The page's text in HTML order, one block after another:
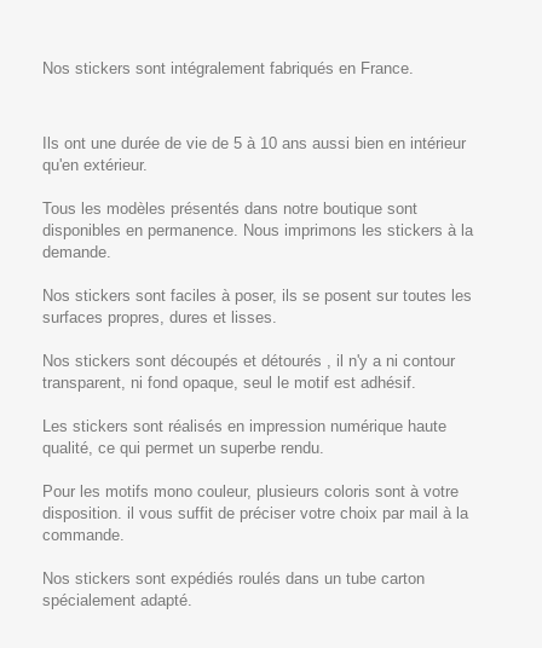
Nos stickers sont intégralement fabriqués en France.
Ils ont une durée de vie de 5 à 10 ans aussi bien en intérieur
qu'en extérieur.
Tous les modèles présentés dans notre boutique sont
disponibles en permanence. Nous imprimons les stickers à la
demande.
Nos stickers sont faciles à poser, ils se posent sur toutes les
surfaces propres, dures et lisses.
Nos stickers sont découpés et détourés , il n'y a ni contour
transparent, ni fond opaque, seul le motif est adhésif.
Les stickers sont réalisés en impression numérique haute
qualité, ce qui permet un superbe rendu.
Pour les motifs mono couleur, plusieurs coloris sont à votre
disposition. il vous suffit de préciser votre choix par mail à la
commande.
Nos stickers sont expédiés roulés dans un tube carton
spécialement adapté.